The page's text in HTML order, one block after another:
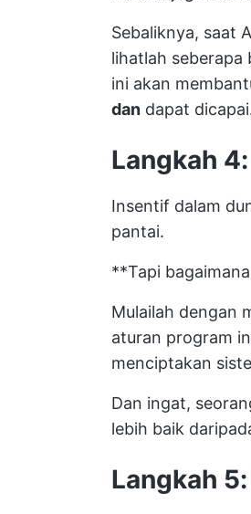
Sebaliknya, saat
lihatlah seberapa
ini akan
dan dapat
Langkah
Insentif dalam
pantai.
**Tapi
Mulailah dengan
aturan program
menciptakan
Dan ingat,
lebih baik
Langkah